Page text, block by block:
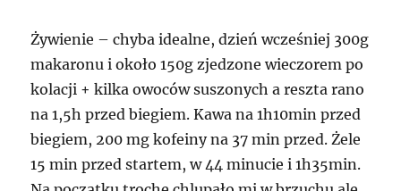
Żywienie – chyba idealne, dzień wcześniej 300g
makaronu i około 150g zjedzone wieczorem po
kolacji + kilka owoców suszonych a reszta rano
na 1,5h przed biegiem. Kawa na 1h10min przed
biegiem, 200 mg kofeiny na 37 min przed. Żele
15 min przed startem, w 44 minucie i 1h35min.